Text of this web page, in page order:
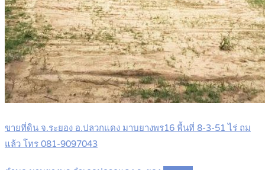
ขายที่ดิน จ.ระยอง อ.ปลวกแดง มาบยางพร16 พื้นที่ 8-3-51 ไร่ ถม
แล้ว โทร 081-9097043